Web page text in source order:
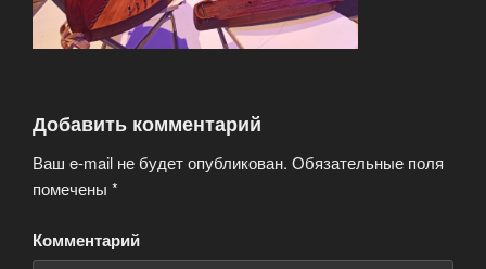
Добавить комментарий
Ваш e-mail не будет опубликован. Обязательные поля
помечены *
Комментарий